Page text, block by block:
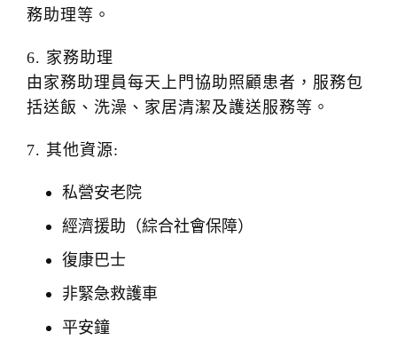
務助理等。
6. 家務助理
由家務助理員每天上門協助照顧患者，服務包
括送飯、洗澡、家居清潔及護送服務等。
7. 其他資源:
私營安老院
經濟援助（綜合社會保障）
復康巴士
非緊急救護車
平安鐘